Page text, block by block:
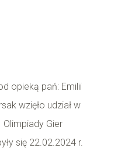
opieką pań: Emilii
wzięło udział w
Gier
się 22.02.2024 r.